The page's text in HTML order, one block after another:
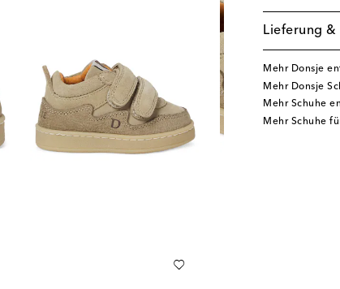
Lieferung
Mehr Donsje
Mehr Donsje
Mehr Schuhe
Mehr Schuhe